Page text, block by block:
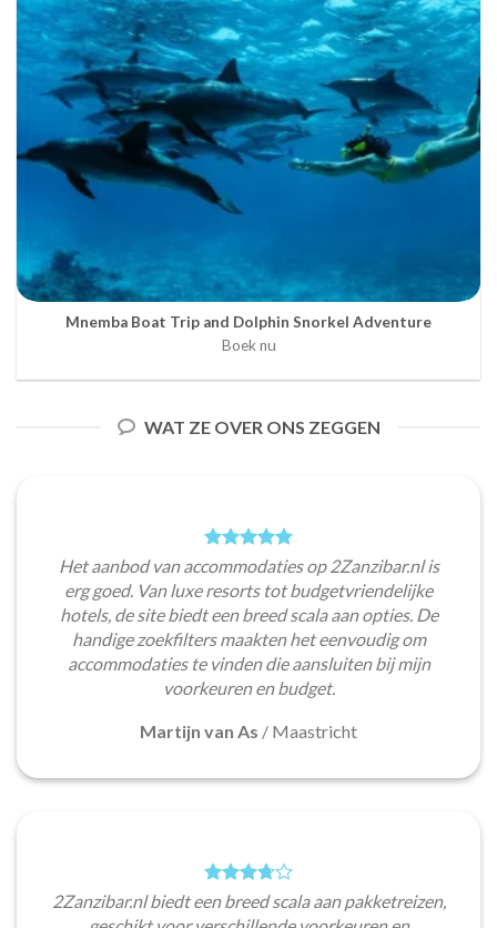
Mnemba Boat Trip and Dolphin Snorkel Adventure
Boek nu
WAT ZE OVER ONS ZEGGEN
Het aanbod van accommodaties op 2Zanzibar.nl is
erg goed. Van luxe resorts tot budgetvriendelijke
hotels, de site biedt een breed scala aan opties. De
handige zoekfilters maakten het eenvoudig om
accommodaties te vinden die aansluiten bij mijn
voorkeuren en budget.
Martijn van As / Maastricht
2Zanzibar.nl biedt een breed scala aan pakketreizen,